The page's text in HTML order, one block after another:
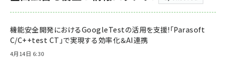
機能安全開発におけるGoogleTestの活用を支援!「Parasoft
C/C++test CT」で実現する効率化＆AI連携
4月14日 6:30